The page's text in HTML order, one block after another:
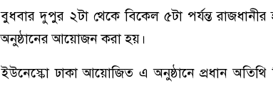
বুধবার দুপুর ২টা থেকে বিকেল ৫টা পর্যন্ত রাজধানীর
অনুষ্ঠানের আয়োজন করা হয়।
ইউনেস্কো ঢাকা আয়োজিত এ অনুষ্ঠানে প্রধান অতিথি